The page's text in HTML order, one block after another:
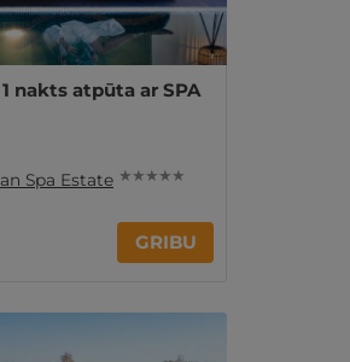
atpūta ar SPA
Spa Estate ★ ★ ★ ★ ★
GRIBU